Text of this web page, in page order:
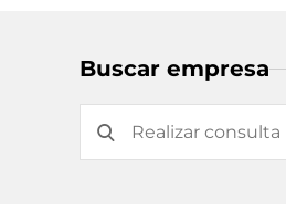
Buscar empresa